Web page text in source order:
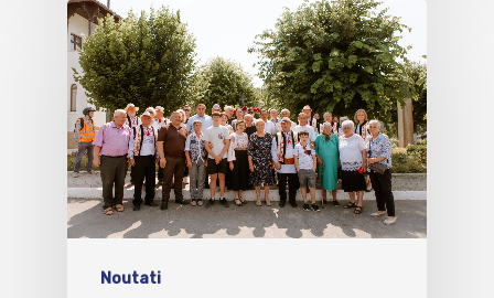
Noutati